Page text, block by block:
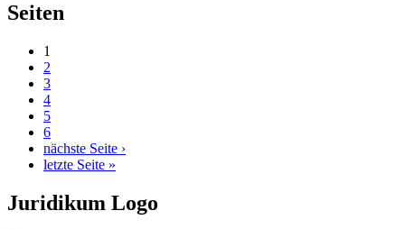
Seiten
1
2
3
4
5
6
nächste Seite ›
letzte Seite »
Juridikum Logo